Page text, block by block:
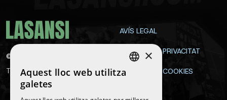
©
Tots els drets reservats
AVÍS LEGAL
POLÍTICA DE PRIVACITAT
POLÍTICA DE COOKIES
×
Aquest lloc web utilitza
galetes